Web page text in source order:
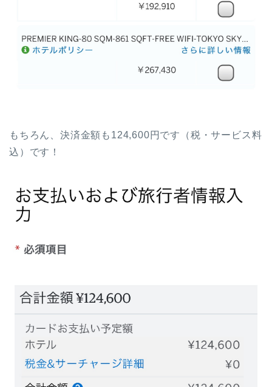
もちろん、決済金額も124,600円です（税・サービス料
込）です！